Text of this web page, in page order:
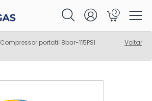
0
Compressor portatil 8bar-115PSI
Voltar